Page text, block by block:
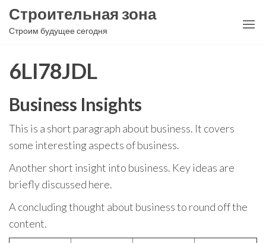
Перейти
Строительная зона
Строим будущее сегодня
6LI78JDL
Business Insights
This is a short paragraph about business. It covers
some interesting aspects of business.
Another short insight into business. Key ideas are
briefly discussed here.
A concluding thought about business to round off the
content.